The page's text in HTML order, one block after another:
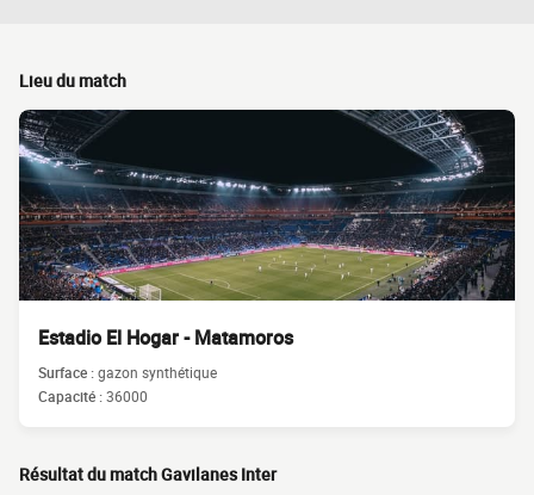
Lieu du match
Estadio El Hogar - Matamoros
Surface :gazon synthétique
Capacité :36000
Résultat du match Gavilanes Inter